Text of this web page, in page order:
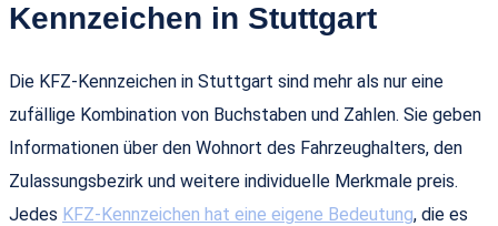
Kennzeichen in Stuttgart
Die KFZ-Kennzeichen in Stuttgart sind mehr als nur eine
zufällige Kombination von Buchstaben und Zahlen. Sie geben
Informationen über den Wohnort des Fahrzeughalters, den
Zulassungsbezirk und weitere individuelle Merkmale preis.
Jedes KFZ-Kennzeichen hat eine eigene Bedeutung, die es